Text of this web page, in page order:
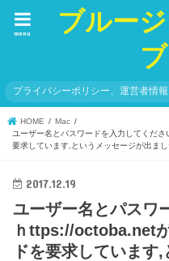
ブルー
menu
プライバシーポリシー、運営者情報
HOME
Mac
ユーザー名とパスワードを入力してくだ
要求しています,というメッセージが出ま
2017.12.19
ユーザー名とパスワ
ｈttps://octoba.net
ドを要求しています